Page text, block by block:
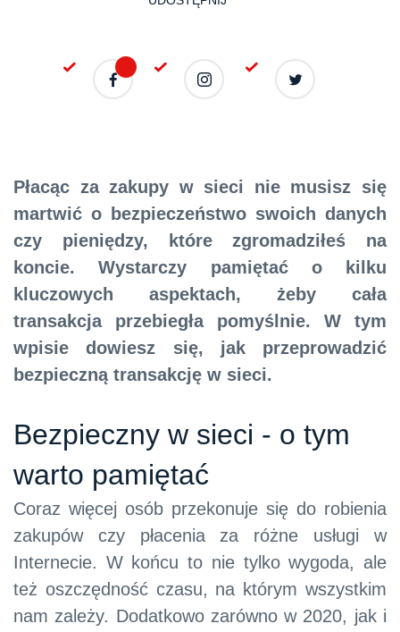
Płacąc za zakupy w sieci nie musisz się
martwić o bezpieczeństwo swoich danych
czy pieniędzy, które zgromadziłeś na
koncie. Wystarczy pamiętać o kilku
kluczowych aspektach, żeby cała
transakcja przebiegła pomyślnie. W tym
wpisie dowiesz się, jak przeprowadzić
bezpieczną transakcję w sieci.
Bezpieczny w sieci - o tym
warto pamiętać
Coraz więcej osób przekonuje się do robienia
zakupów czy płacenia za różne usługi w
Internecie. W końcu to nie tylko wygoda, ale
też oszczędność czasu, na którym wszystkim
nam zależy. Dodatkowo zarówno w 2020, jak i